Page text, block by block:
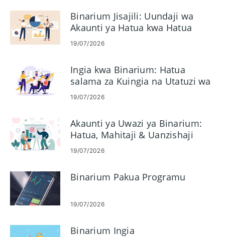
Binarium Jisajili: Uundaji wa
Akaunti ya Hatua kwa Hatua
19/07/2026
Ingia kwa Binarium: Hatua
salama za Kuingia na Utatuzi wa
Matatizo
19/07/2026
Akaunti ya Uwazi ya Binarium:
Hatua, Mahitaji & Uanzishaji
19/07/2026
Binarium Pakua Programu
19/07/2026
Binarium Ingia